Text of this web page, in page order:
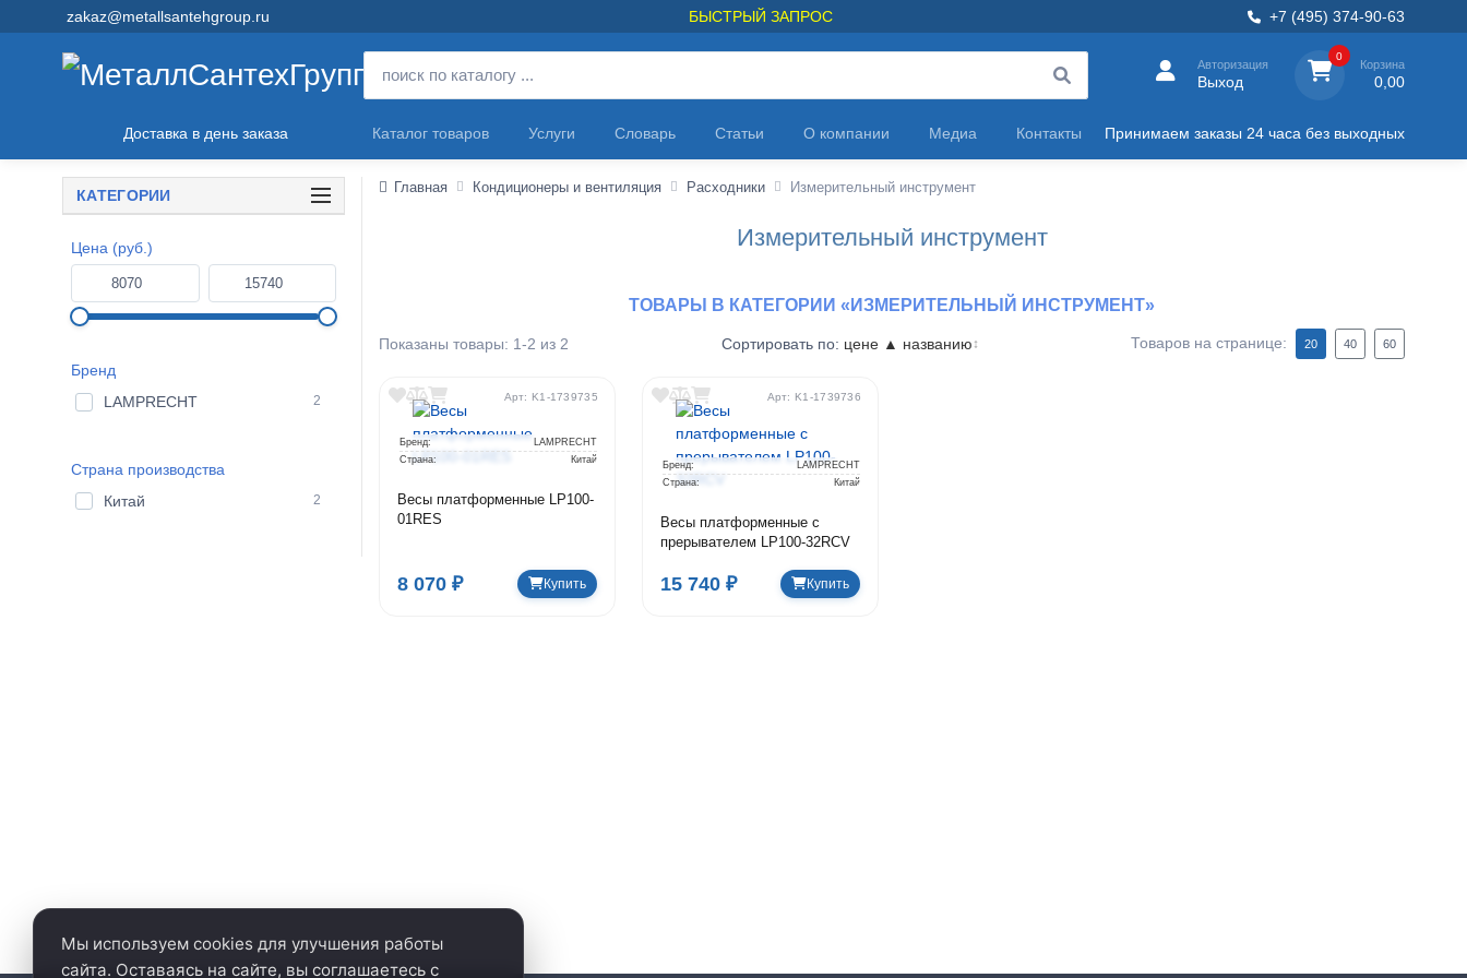
zakaz@metallsantehgroup.ru БЫСТРЫЙ ЗАПРОС +7 (495) 374-90-63
Авторизация
Выход
0
Корзина
0,00
Доставка в день заказа Каталог товаров Услуги Словарь Статьи О компании Медиа Контакты Принимаем заказы 24 часа без выходных
КАТЕГОРИИ
Цена (руб.)
Бренд
LAMPRECHT
2
Страна производства
Китай
2
Главная Кондиционеры и вентиляция Расходники Измерительный инструмент
Измерительный инструмент
ТОВАРЫ В КАТЕГОРИИ «ИЗМЕРИТЕЛЬНЫЙ ИНСТРУМЕНТ»
Показаны товары: 1-2 из 2 Сортировать по: цене ▲ названию ↕ Товаров на странице: 20 40 60
Арт: K1-1739735
Бренд:
LAMPRECHT
Страна:
Китай
Весы платформенные LP100-
01RES
8 070 ₽ Купить
Арт: K1-1739736
Бренд:
LAMPRECHT
Страна:
Китай
Весы платформенные с
прерывателем LP100-32RCV
15 740 ₽ Купить
Мы используем cookies для улучшения работы
сайта. Оставаясь на сайте, вы соглашаетесь с